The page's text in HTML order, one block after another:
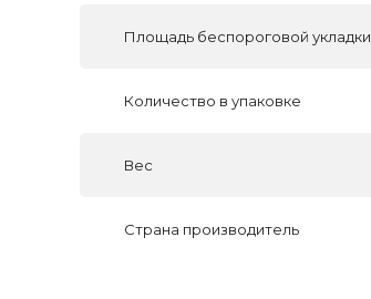
Площадь беспороговой укладки
Количество в упаковке
Вес
Страна производитель